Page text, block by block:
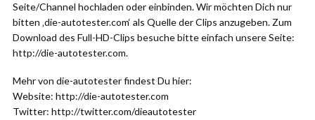
Seite/Channel hochladen oder einbinden. Wir möchten Dich nur
bitten ‚die-autotester.com‘ als Quelle der Clips anzugeben. Zum
Download des Full-HD-Clips besuche bitte einfach unsere Seite:
http://die-autotester.com.
Mehr von die-autotester findest Du hier:
Website: http://die-autotester.com
Twitter: http://twitter.com/dieautotester